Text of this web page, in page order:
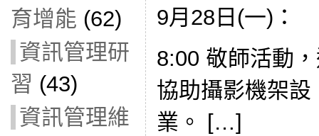
育增能 (62)
資訊管理研
習 (43)
資訊管理維
9月28日(一)：
8:00 敬師活動
協助攝影機架
業。 […]